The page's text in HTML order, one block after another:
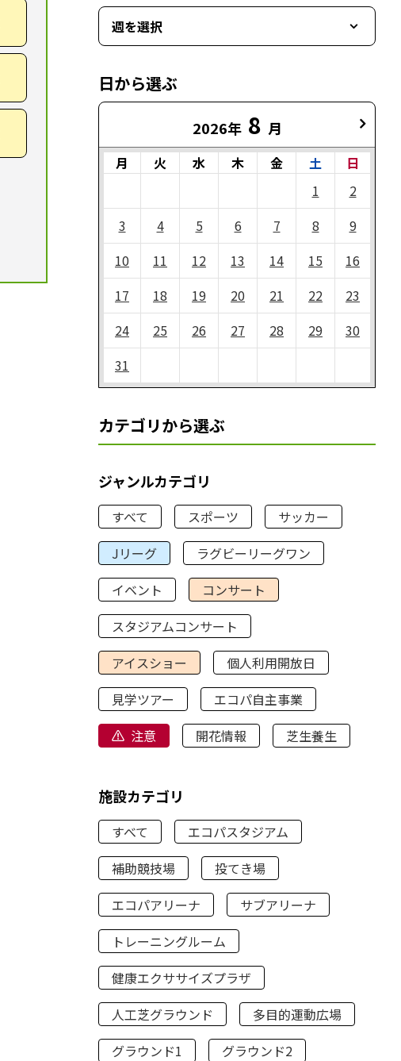
週を選択
日から選ぶ
2026年 8 月
月 火 水 木 金 土
日
1
2
3
4 5 6 7 8
9
10
11 12 13 14 15
16
17
18 19 20 21 22
23
24
25 26 27 28 29
30
31
カテゴリから選ぶ
ジャンルカテゴリ
すべて スポーツ
サッカー
Jリーグ
ラグビーリーグワン
イベント
コンサート
スタジアムコンサート
アイスショー
個人利用開放日
見学ツアー
エコパ自主事業
注意
開花情報 芝生養生
施設カテゴリ
すべて
エコパスタジアム
補助競技場
投てき場
エコパアリーナ
サブアリーナ
トレーニングルーム
健康エクササイズプラザ
人工芝グラウンド
多目的運動広場
グラウンド1
グラウンド2